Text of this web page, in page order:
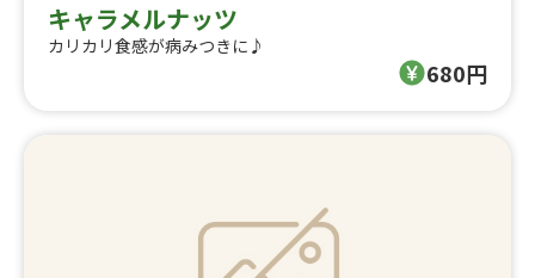
キャラメルナッツ
カリカリ食感が病みつきに♪
680円